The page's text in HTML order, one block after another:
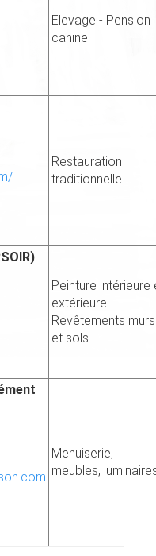
Elevage - Pension
canine
Restauration
traditionnelle
Peinture intérieure
extérieure.
Revêtements murs
et sols
Menuiserie,
meubles,